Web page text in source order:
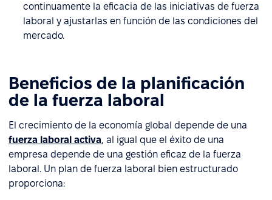
continuamente la eficacia de las iniciativas de fuerza
laboral y ajustarlas en función de las condiciones del
mercado.
Beneficios de la planificación
de la fuerza laboral
El crecimiento de la economía global depende de una
fuerza laboral activa, al igual que el éxito de una
empresa depende de una gestión eficaz de la fuerza
laboral. Un plan de fuerza laboral bien estructurado
proporciona: